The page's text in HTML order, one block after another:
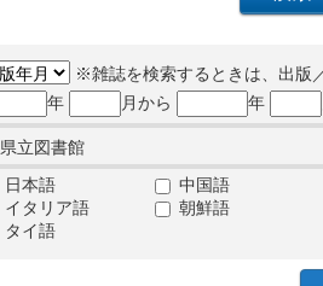
※雑誌を検索するときは、出版
年
月から 年
県立図書館
日本語
中国語
イタリア語
朝鮮語
タイ語